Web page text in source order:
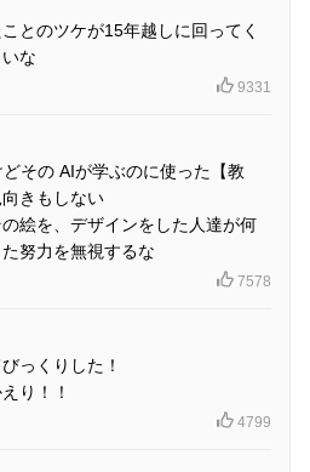
とのツケが15年越しに回ってく
な
9331
その AIが学ぶのに使った【教
きもしない
絵を、デザインをした人達が何
努力を無視するな
7578
っくりした！
り！！
4799